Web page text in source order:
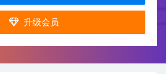
升级会员